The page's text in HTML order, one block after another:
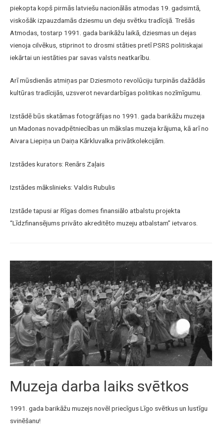
piekopta kopš pirmās latviešu nacionālās atmodas 19. gadsimtā,
viskošāk izpauzdamās dziesmu un deju svētku tradīcijā. Trešās
Atmodas, tostarp 1991. gada barikāžu laikā, dziesmas un dejas
vienoja cilvēkus, stiprinot to drosmi stāties pretī PSRS politiskajai
iekārtai un iestāties par savas valsts neatkarību.
Arī mūsdienās atmiņas par Dziesmoto revolūciju turpinās dažādās
kultūras tradīcijās, uzsverot nevardarbīgas politikas nozīmīgumu.
Izstādē būs skatāmas fotogrāfijas no 1991. gada barikāžu muzeja
un Madonas novadpētniecības un mākslas muzeja krājuma, kā arī no
Aivara Liepiņa un Daiņa Kārkluvalka privātkolekcijām.
Izstādes kurators: Renārs Zaļais
Izstādes mākslinieks: Valdis Rubulis
Izstāde tapusi ar Rīgas domes finansiālo atbalstu projekta
“Līdzfinansējums privāto akreditēto muzeju atbalstam” ietvaros.
Muzeja darba laiks svētkos
1991. gada barikāžu muzejs novēl priecīgus Līgo svētkus un lustīgu
svinēšanu!